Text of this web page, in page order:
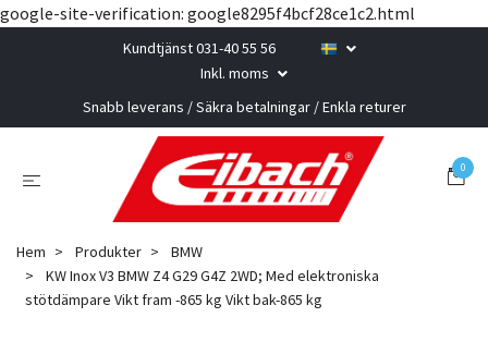
google-site-verification: google8295f4bcf28ce1c2.html
Kundtjänst 031-40 55 56
Inkl. moms
Snabb leverans / Säkra betalningar / Enkla returer
0
Hem Produkter
BMW
KW Inox V3 BMW Z4 G29 G4Z 2WD; Med elektroniska
stötdämpare Vikt fram -865 kg Vikt bak-865 kg